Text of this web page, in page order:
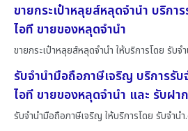
ขายกระเป๋าหลุยส์หลุดจำนำ บริก
ไอที ขายของหลุดจำนำ
ขายกระเป๋าหลุยส์หลุดจำนำ ให้บริการโดย รับ
รับจำนำมือถือภาษีเจริญ บริการรั
ไอที ขายของหลุดจำนำ และ รับฝ
รับจำนำมือถือภาษีเจริญ ให้บริการโดย รับจํานํ